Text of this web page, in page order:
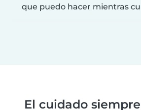
que puedo hacer mientras
El cuidado